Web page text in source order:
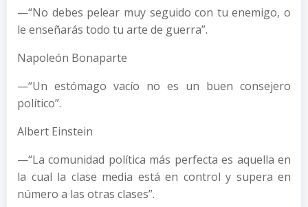
—“No debes pelear muy seguido con tu enemigo, o
le enseñarás todo tu arte de guerra”.
Napoleón Bonaparte
—“Un estómago vacío no es un buen consejero
político”.
Albert Einstein
—“La comunidad política más perfecta es aquella en
la cual la clase media está en control y supera en
número a las otras clases”.